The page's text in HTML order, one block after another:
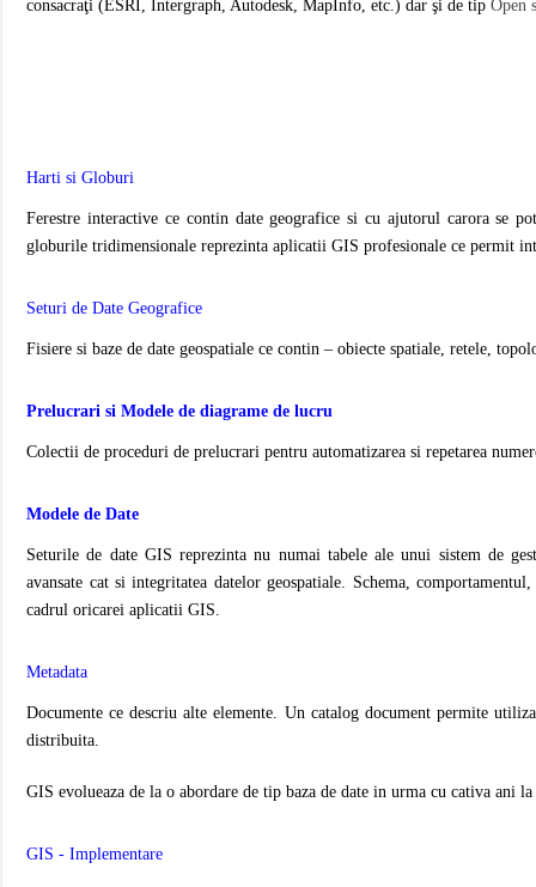
consacraţi (ESRI, Intergraph, Autodesk, MapInfo, etc.) dar şi de tipOpen
Harti si Globuri
Ferestre interactive ce contin date geografice si cu ajutorul carora se
globurile tridimensionale reprezinta aplicatii GIS profesionale ce permit
Seturi de Date Geografice
Fisiere si baze de date geospatiale ce contin – obiecte spatiale, retele,
Prelucrari si Modele de diagrame de lucru
Colectii de proceduri de prelucrari pentru automatizarea si repetarea
Modele de Date
Seturile de date GIS reprezinta nu numai tabele ale unui sistem de
avansate cat si integritatea datelor geospatiale. Schema,
cadrul oricarei aplicatii GIS.
Metadata
Documente ce descriu alte elemente. Un catalog document permite
distribuita.
GIS evolueaza de la o abordare de tip baza de date in urma cu cativa ani
GIS - Implementare